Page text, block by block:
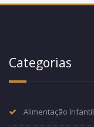
Categorias
Alimentação Infantil